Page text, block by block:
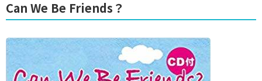
Can We Be Friends？